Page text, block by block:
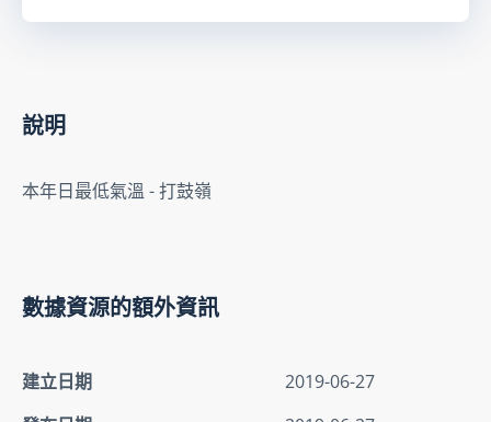
說明
本年日最低氣溫 - 打鼓嶺
數據資源的額外資訊
建立日期
2019-06-27